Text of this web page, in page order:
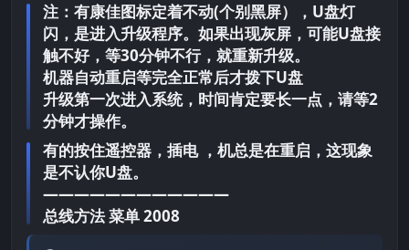
注：有康佳图标定着不动(个别黑屏），U盘灯
闪，是进入升级程序。如果出现灰屏，可能U盘接
触不好，等30分钟不行，就重新升级。
机器自动重启等完全正常后才拨下U盘
升级第一次进入系统，时间肯定要长一点，请等2
分钟才操作。
有的按住遥控器，插电 ，机总是在重启，这现象
是不认你U盘。
————————————
总线方法 菜单 2008